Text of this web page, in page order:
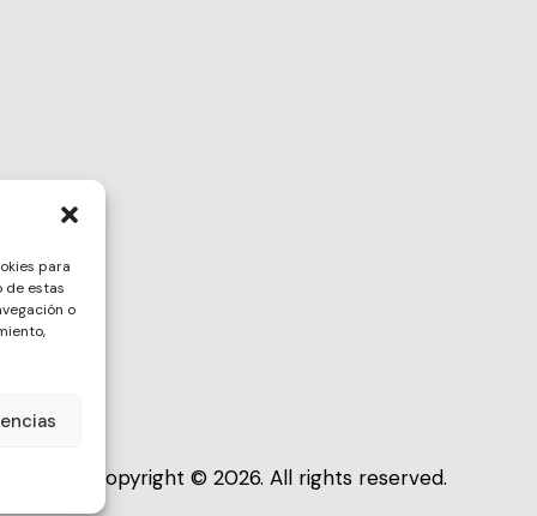
para
de estas
o
Copyright © 2026. All rights reserved.